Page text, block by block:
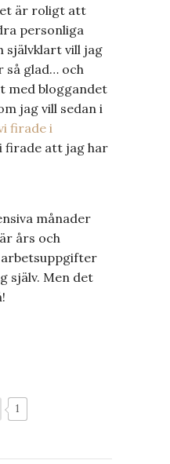
är roligt att
personliga
självklart vill jag
glad… och
med bloggandet
jag vill sedan i
firade i
firade att jag har
månader
års och
själv. Men det
1